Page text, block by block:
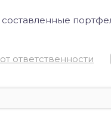
ответственности